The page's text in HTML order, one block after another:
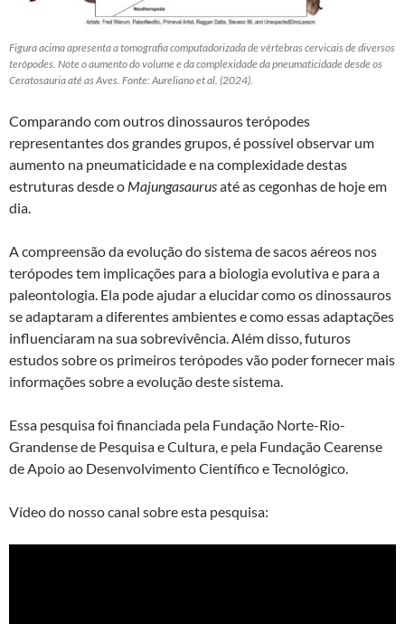
Figura acima apresenta a tomografia computadorizada de vértebras cervicais de diversos
terópodes. Note o aumento do volume e da complexidade da pneumaticidade desde os
Ceratosauria até as Aves. Fonte: Aureliano et al. (2024).
Comparando com outros dinossauros terópodes
representantes dos grandes grupos, é possível observar um
aumento na pneumaticidade e na complexidade destas
estruturas desde o Majungasaurusaté as cegonhas de hoje em
dia.
A compreensão da evolução do sistema de sacos aéreos nos
terópodes tem implicações para a biologia evolutiva e para a
paleontologia. Ela pode ajudar a elucidar como os dinossauros
se adaptaram a diferentes ambientes e como essas adaptações
influenciaram na sua sobrevivência. Além disso, futuros
estudos sobre os primeiros terópodes vão poder fornecer mais
informações sobre a evolução deste sistema.
Essa pesquisa foi financiada pela Fundação Norte-Rio-
Grandense de Pesquisa e Cultura, e pela Fundação Cearense
de Apoio ao Desenvolvimento Científico e Tecnológico.
Vídeo do nosso canal sobre esta pesquisa: